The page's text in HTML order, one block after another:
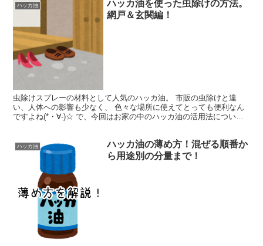
ハッカ油
ハッカ油を使った虫除けの方法。
網戸＆玄関編！
虫除けスプレーの材料として人気のハッカ油。 市販の虫除けと違
い、人体への影響も少なく、 色々な場所に使えてとっても便利なん
ですよね(*・∀-)☆ で、今回はお家の中のハッカ油の活用法につい
ハッカ油
ハッカ油の薄め方！混ぜる順番か
ら用途別の分量まで！